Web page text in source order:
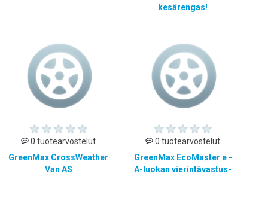
kesärengas!
0 tuotearvostelut
GreenMax CrossWeather
Van AS
0 tuotearvostelut
GreenMax EcoMaster e -
A-luokan vierintävastus-